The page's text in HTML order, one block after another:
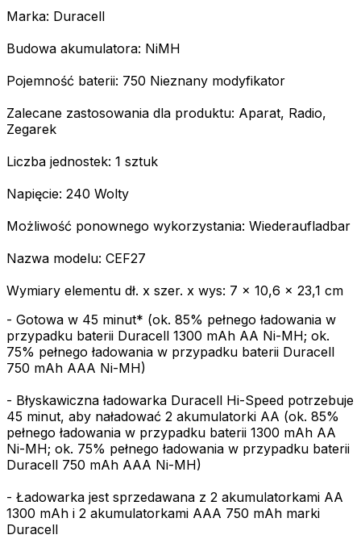
Marka: Duracell
Budowa akumulatora: NiMH
Pojemność baterii: 750 Nieznany modyfikator
Zalecane zastosowania dla produktu: Aparat, Radio,
Zegarek
Liczba jednostek: 1 sztuk
Napięcie: 240 Wolty
Możliwość ponownego wykorzystania: Wiederaufladbar
Nazwa modelu: CEF27
Wymiary elementu dł. x szer. x wys: 7 x 10,6 x 23,1 cm
- Gotowa w 45 minut* (ok. 85% pełnego ładowania w
przypadku baterii Duracell 1300 mAh AA Ni-MH; ok.
75% pełnego ładowania w przypadku baterii Duracell
750 mAh AAA Ni-MH)
- Błyskawiczna ładowarka Duracell Hi-Speed potrzebuje
45 minut, aby naładować 2 akumulatorki AA (ok. 85%
pełnego ładowania w przypadku baterii 1300 mAh AA
Ni-MH; ok. 75% pełnego ładowania w przypadku baterii
Duracell 750 mAh AAA Ni-MH)
- Ładowarka jest sprzedawana z 2 akumulatorkami AA
1300 mAh i 2 akumulatorkami AAA 750 mAh marki
Duracell